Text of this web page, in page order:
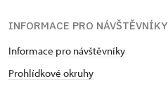
INFORMACE PRO NÁVŠTĚVNÍKY
Informace pro návštěvníky
Prohlídkové okruhy